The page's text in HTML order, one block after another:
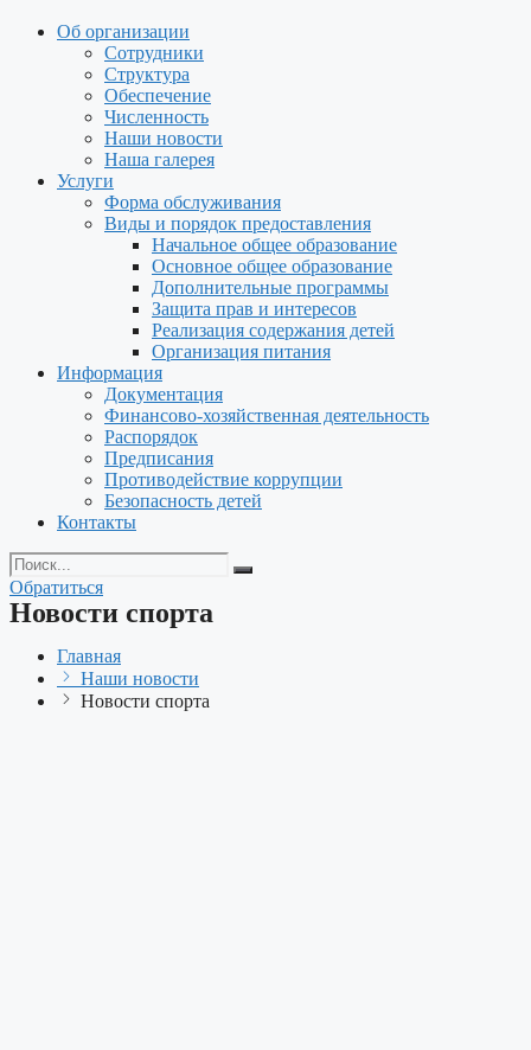
Об организации
Сотрудники
Структура
Обеспечение
Численность
Наши новости
Наша галерея
Услуги
Форма обслуживания
Виды и порядок предоставления
Начальное общее образование
Основное общее образование
Дополнительные программы
Защита прав и интересов
Реализация содержания детей
Организация питания
Информация
Документация
Финансово-хозяйственная деятельность
Распорядок
Предписания
Противодействие коррупции
Безопасность детей
Контакты
Обратиться
Новости спорта
Главная
Наши новости
Новости спорта